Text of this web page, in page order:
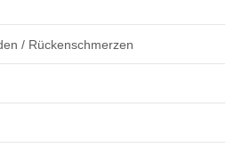
/ Rückenschmerzen